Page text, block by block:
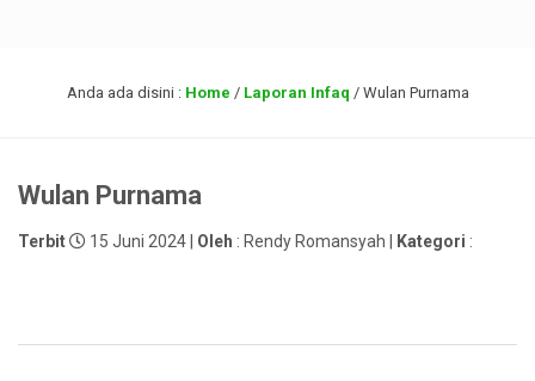
Anda ada disini : Home / Laporan Infaq / Wulan Purnama
Wulan Purnama
Terbit 15 Juni 2024 | Oleh : Rendy Romansyah | Kategori :